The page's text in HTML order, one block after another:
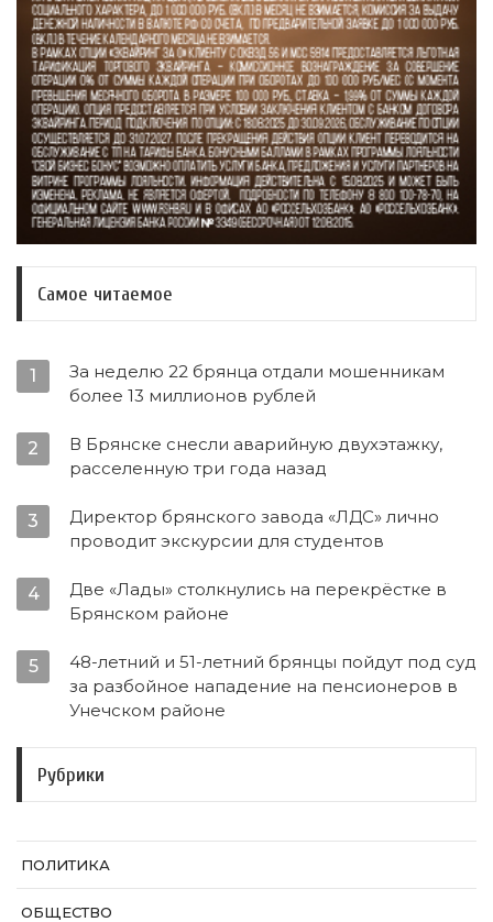
Самое читаемое
1
За неделю 22 брянца отдали мошенникам
более 13 миллионов рублей
2
В Брянске снесли аварийную двухэтажку,
расселенную три года назад
3
Директор брянского завода «ЛДС» лично
проводит экскурсии для студентов
4
Две «Лады» столкнулись на перекрёстке в
Брянском районе
5
48-летний и 51-летний брянцы пойдут под суд
за разбойное нападение на пенсионеров в
Унечском районе
Рубрики
ПОЛИТИКА
ОБЩЕСТВО